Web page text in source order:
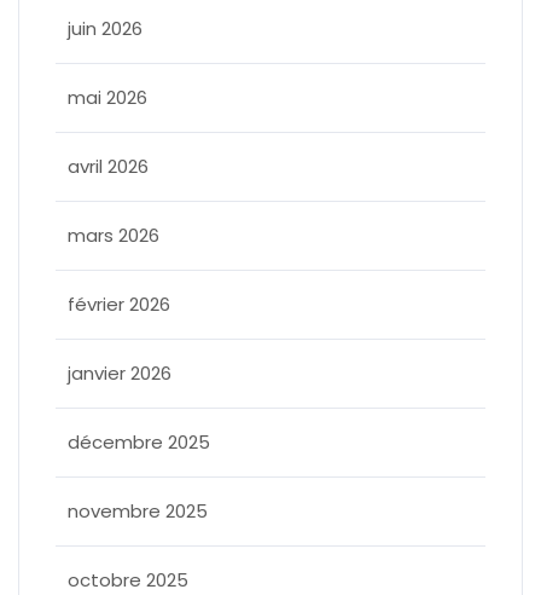
juin 2026
mai 2026
avril 2026
mars 2026
février 2026
janvier 2026
décembre 2025
novembre 2025
octobre 2025